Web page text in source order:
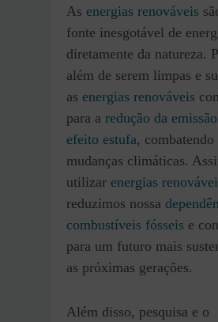
As energias renováveis
fonte inesgotável de
diretamente da natureza.
além de serem limpas e
as energias renováveis
para a redução da
efeito estufa, combatendo
mudanças climáticas.
utilizar energias
reduzimos nossa
combustíveis fósseis e
para um futuro mais
as próximas gerações.
Além disso, pesquisa e o